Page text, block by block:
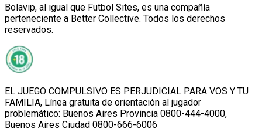
Bolavip, al igual que Futbol Sites, es una compañía
perteneciente a Better Collective. Todos los derechos
reservados.
EL JUEGO COMPULSIVO ES PERJUDICIAL PARA VOS Y TU
FAMILIA, Línea gratuita de orientación al jugador
problemático: Buenos Aires Provincia 0800-444-4000,
Buenos Aires Ciudad 0800-666-6006